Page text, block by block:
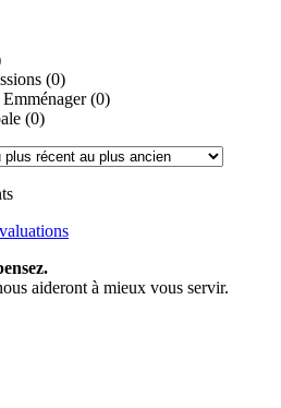
(0)
(0)
(0)
aideront à mieux vous servir.